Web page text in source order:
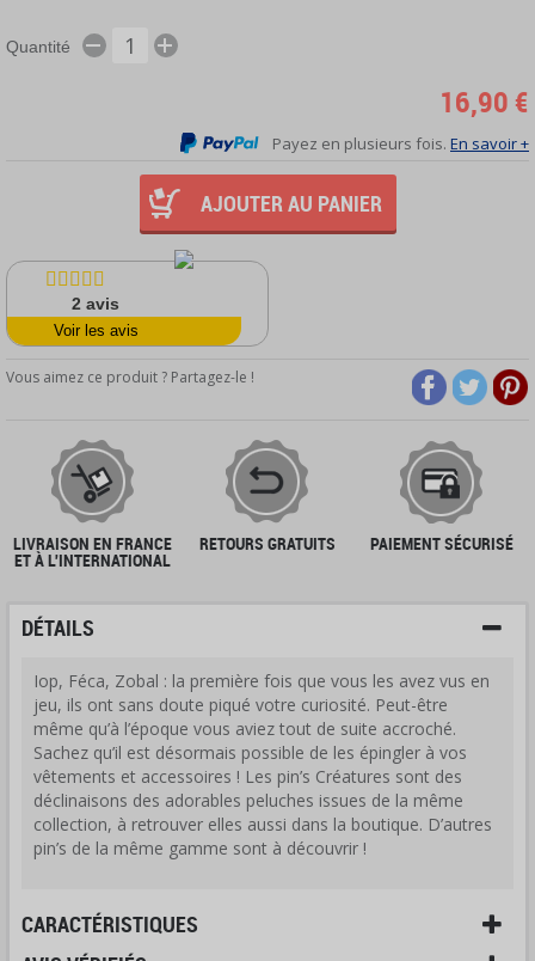
Quantité
16,90 €
Payez en plusieurs fois. En savoir +
AJOUTER AU PANIER
2avis
Voir les avis
Vous aimez ce produit ? Partagez-le !
LIVRAISON EN FRANCE
ET À L'INTERNATIONAL
RETOURS GRATUITS PAIEMENT SÉCURISÉ
DÉTAILS
Iop, Féca, Zobal : la première fois que vous les avez vus en
jeu, ils ont sans doute piqué votre curiosité. Peut-être
même qu’à l’époque vous aviez tout de suite accroché.
Sachez qu’il est désormais possible de les épingler à vos
vêtements et accessoires ! Les pin’s Créatures sont des
déclinaisons des adorables peluches issues de la même
collection, à retrouver elles aussi dans la boutique. D’autres
pin’s de la même gamme sont à découvrir !
CARACTÉRISTIQUES